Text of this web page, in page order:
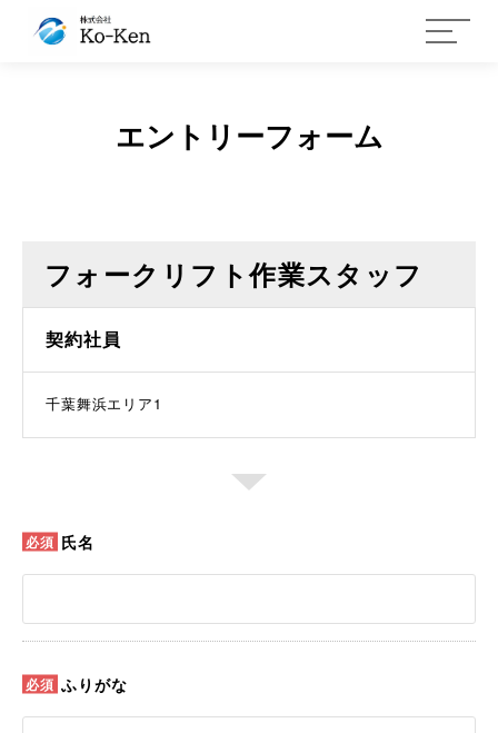
エントリーフォーム
フォークリフト作業スタッフ
契約社員
千葉舞浜エリア1
氏名
ふりがな